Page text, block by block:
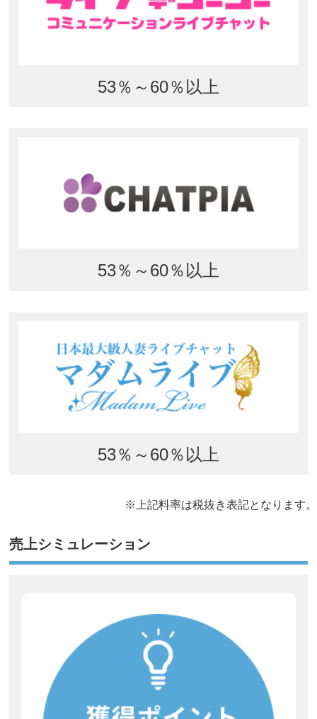
53％～60％以上
53％～60％以上
53％～60％以上
※上記料率は税抜き表記となります。
売上シミュレーション